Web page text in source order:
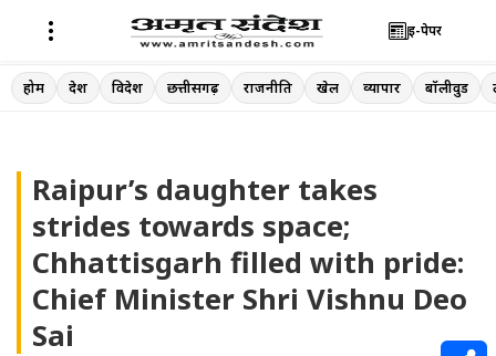
Skip
to
ई-पेपर
होम देश विदेश छत्तीसगढ़ राजनीति खेल व्यापार बॉलीवुड
Raipur’s daughter takes
strides towards space;
Chhattisgarh filled with pride:
Chief Minister Shri Vishnu Deo
Sai